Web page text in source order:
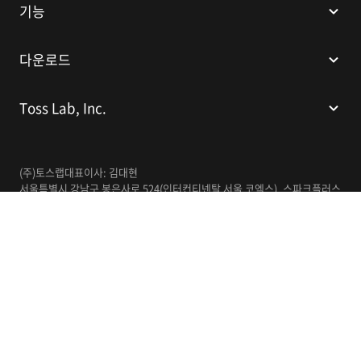
기능
다운로드
Toss Lab, Inc.
(주)토스랩대표이사: 김대현
서울특별시 강남구 봉은사로 524(인터컨티넨탈 서울 코엑스), 스파크플러스